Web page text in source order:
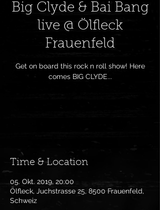
Big Clyde & Bai Bang
live @ Ölfleck
Frauenfeld
Get on board this rock n roll show! Here
comes BIG CLYDE...
Time & Location
05. Okt. 2019, 20:00
Ölfleck, Juchstrasse 25, 8500 Frauenfeld,
Schweiz